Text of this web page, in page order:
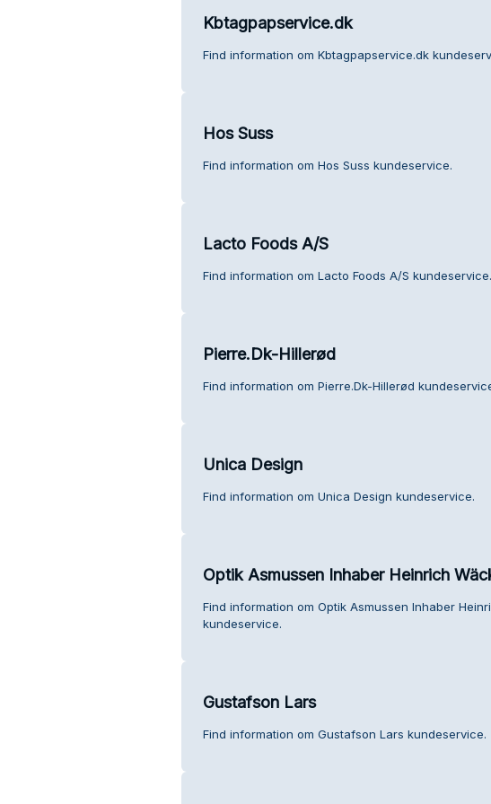
Kbtagpapservice.dk
Find information om Kbtagpapservice.dk
Hos Suss
Find information om Hos Suss kundeservice.
Lacto Foods A/S
Find information om Lacto Foods A/S kundeservice.
Pierre.Dk-Hillerød
Find information om Pierre.Dk-Hillerød
Unica Design
Find information om Unica Design kundeservice.
Optik Asmussen Inhaber Heinrich
Find information om Optik Asmussen Inhaber
kundeservice.
Gustafson Lars
Find information om Gustafson Lars kundeservice.